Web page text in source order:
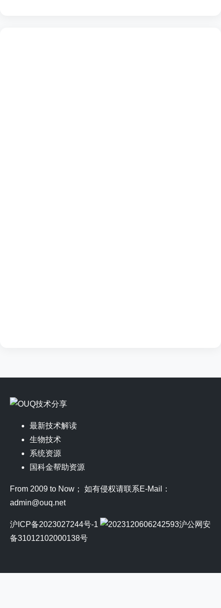
最新技术解读
生物技术
系统资源
国科金帮助资源
From 2009 to Now； 如有侵权请联系E-Mail：
admin@ouq.net
沪ICP备2023027244号-1
沪公网安
备31012102000138号